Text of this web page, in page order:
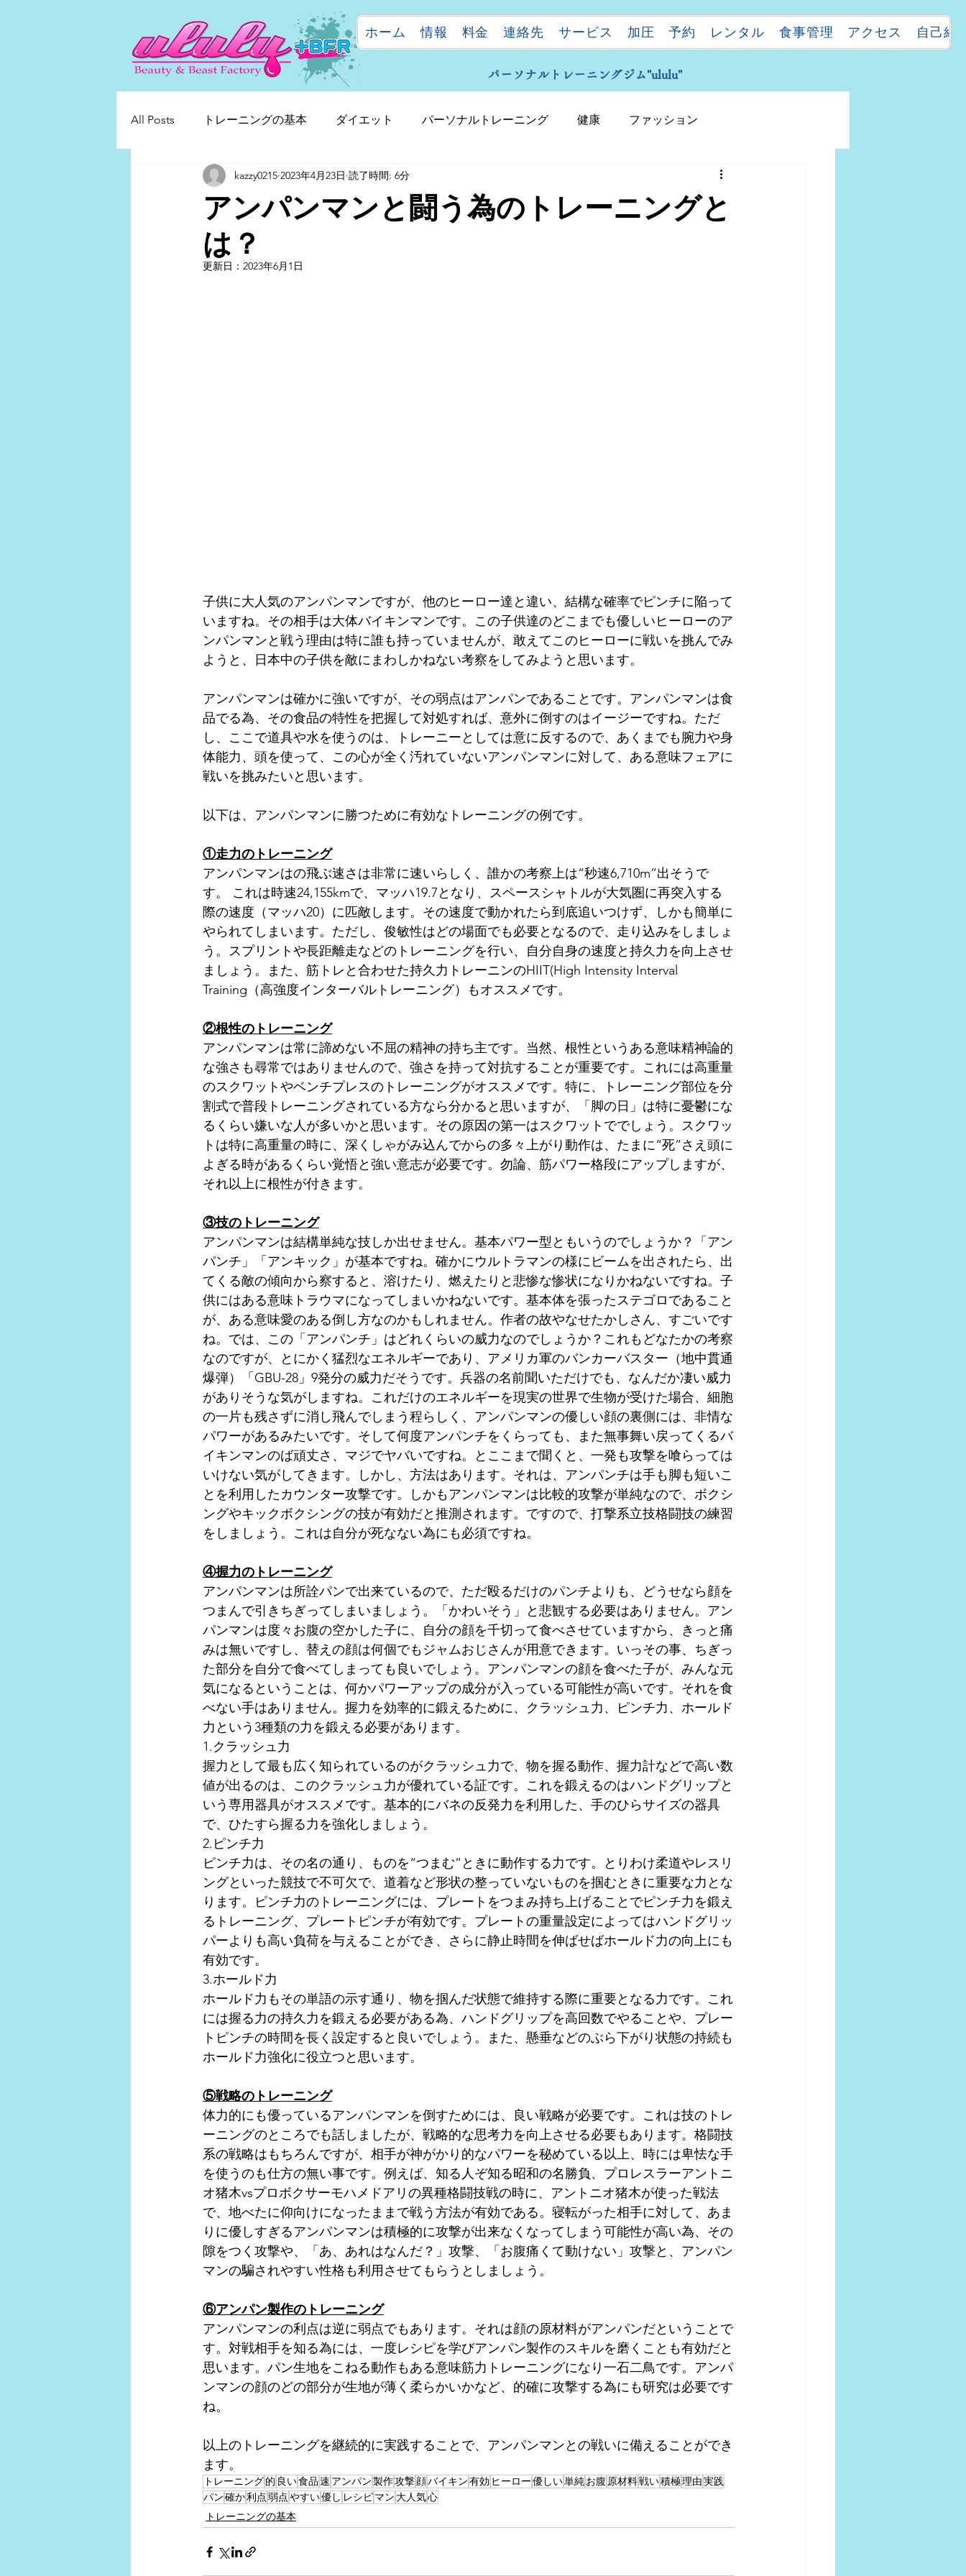
ホーム 情報 料金 連絡先 サービス 加圧 予約 レンタル 食事管理 アクセス 自己紹
パーソナルトレーニングジム"ululu"
All Posts トレーニングの基本 ダイエット パーソナルトレーニング 健康 ファッション
アンパンマンと闘う為のトレーニングと
は？
kazzy0215 2023年4月23日 読了時間: 6分
更新日： 2023年6月1日
子供に大人気のアンパンマンですが、他のヒーロー達と違い、結構な確率でピンチに陥って
いますね。その相手は大体バイキンマンです。この子供達のどこまでも優しいヒーローのア
ンパンマンと戦う理由は特に誰も持っていませんが、敢えてこのヒーローに戦いを挑んでみ
ようと、日本中の子供を敵にまわしかねない考察をしてみようと思います。
アンパンマンは確かに強いですが、その弱点はアンパンであることです。アンパンマンは食
品でる為、その食品の特性を把握して対処すれば、意外に倒すのはイージーですね。ただ
し、ここで道具や水を使うのは、トレーニーとしては意に反するので、あくまでも腕力や身
体能力、頭を使って、この心が全く汚れていないアンパンマンに対して、ある意味フェアに
戦いを挑みたいと思います。
以下は、アンパンマンに勝つために有効なトレーニングの例です。
①走力のトレーニング
アンパンマンはの飛ぶ速さは非常に速いらしく、誰かの考察上は“秒速6,710m”出そうで
す。 これは時速24,155kmで、マッハ19.7となり、スペースシャトルが大気圏に再突入する
際の速度（マッハ20）に匹敵します。その速度で動かれたら到底追いつけず、しかも簡単に
やられてしまいます。ただし、俊敏性はどの場面でも必要となるので、走り込みをしましょ
う。スプリントや長距離走などのトレーニングを行い、自分自身の速度と持久力を向上させ
ましょう。また、筋トレと合わせた持久力トレーニンのHIIT(High Intensity Interval
Training（高強度インターバルトレーニング）もオススメです。
②根性のトレーニング
アンパンマンは常に諦めない不屈の精神の持ち主です。当然、根性というある意味精神論的
な強さも尋常ではありませんので、強さを持って対抗することが重要です。これには高重量
のスクワットやベンチプレスのトレーニングがオススメです。特に、トレーニング部位を分
割式で普段トレーニングされている方なら分かると思いますが、「脚の日」は特に憂鬱にな
るくらい嫌いな人が多いかと思います。その原因の第一はスクワットででしょう。スクワッ
トは特に高重量の時に、深くしゃがみ込んでからの多々上がり動作は、たまに“死”さえ頭に
よぎる時があるくらい覚悟と強い意志が必要です。勿論、筋パワー格段にアップしますが、
それ以上に根性が付きます。
③技のトレーニング
アンパンマンは結構単純な技しか出せません。基本パワー型ともいうのでしょうか？「アン
パンチ」「アンキック」が基本ですね。確かにウルトラマンの様にビームを出されたら、出
てくる敵の傾向から察すると、溶けたり、燃えたりと悲惨な惨状になりかねないですね。子
供にはある意味トラウマになってしまいかねないです。基本体を張ったステゴロであること
が、ある意味愛のある倒し方なのかもしれません。作者の故やなせたかしさん、すごいです
ね。では、この「アンパンチ」はどれくらいの威力なのでしょうか？これもどなたかの考察
なのですが、とにかく猛烈なエネルギーであり、アメリカ軍のバンカーバスター（地中貫通
爆弾）「GBU-28」9発分の威力だそうです。兵器の名前聞いただけでも、なんだか凄い威力
がありそうな気がしますね。これだけのエネルギーを現実の世界で生物が受けた場合、細胞
の一片も残さずに消し飛んでしまう程らしく、アンパンマンの優しい顔の裏側には、非情な
パワーがあるみたいです。そして何度アンパンチをくらっても、また無事舞い戻ってくるバ
イキンマンのば頑丈さ、マジでヤバいですね。とここまで聞くと、一発も攻撃を喰らっては
いけない気がしてきます。しかし、方法はあります。それは、アンパンチは手も脚も短いこ
とを利用したカウンター攻撃です。しかもアンパンマンは比較的攻撃が単純なので、ボクシ
ングやキックボクシングの技が有効だと推測されます。ですので、打撃系立技格闘技の練習
をしましょう。これは自分が死なない為にも必須ですね。
④握力のトレーニング
アンパンマンは所詮パンで出来ているので、ただ殴るだけのパンチよりも、どうせなら顔を
つまんで引きちぎってしまいましょう。「かわいそう」と悲観する必要はありません。アン
パンマンは度々お腹の空かした子に、自分の顔を千切って食べさせていますから、きっと痛
みは無いですし、替えの顔は何個でもジャムおじさんが用意できます。いっその事、ちぎっ
た部分を自分で食べてしまっても良いでしょう。アンパンマンの顔を食べた子が、みんな元
気になるということは、何かパワーアップの成分が入っている可能性が高いです。それを食
べない手はありません。握力を効率的に鍛えるために、クラッシュ力、ピンチ力、ホールド
力という3種類の力を鍛える必要があります。
1.クラッシュ力
握力として最も広く知られているのがクラッシュ力で、物を握る動作、握力計などで高い数
値が出るのは、このクラッシュ力が優れている証です。これを鍛えるのはハンドグリップと
いう専用器具がオススメです。基本的にバネの反発力を利用した、手のひらサイズの器具
で、ひたすら握る力を強化しましょう。
2.ピンチ力
ピンチ力は、その名の通り、ものを“つまむ”ときに動作する力です。とりわけ柔道やレスリ
ングといった競技で不可欠で、道着など形状の整っていないものを掴むときに重要な力とな
ります。ピンチ力のトレーニングには、プレートをつまみ持ち上げることでピンチ力を鍛え
るトレーニング、プレートピンチが有効です。プレートの重量設定によってはハンドグリッ
パーよりも高い負荷を与えることができ、さらに静止時間を伸ばせばホールド力の向上にも
有効です。
3.ホールド力
ホールド力もその単語の示す通り、物を掴んだ状態で維持する際に重要となる力です。これ
には握る力の持久力を鍛える必要がある為、ハンドグリップを高回数でやることや、プレー
トピンチの時間を長く設定すると良いでしょう。また、懸垂などのぶら下がり状態の持続も
ホールド力強化に役立つと思います。
⑤戦略のトレーニング
体力的にも優っているアンパンマンを倒すためには、良い戦略が必要です。これは技のトレ
ーニングのところでも話しましたが、戦略的な思考力を向上させる必要もあります。格闘技
系の戦略はもちろんですが、相手が神がかり的なパワーを秘めている以上、時には卑怯な手
を使うのも仕方の無い事です。例えば、知る人ぞ知る昭和の名勝負、プロレスラーアントニ
オ猪木vsプロボクサーモハメドアリの異種格闘技戦の時に、アントニオ猪木が使った戦法
で、地べたに仰向けになったままで戦う方法が有効である。寝転がった相手に対して、あま
りに優しすぎるアンパンマンは積極的に攻撃が出来なくなってしまう可能性が高い為、その
隙をつく攻撃や、「あ、あれはなんだ？」攻撃、「お腹痛くて動けない」攻撃と、アンパン
マンの騙されやすい性格も利用させてもらうとしましょう。
⑥アンパン製作のトレーニング
アンパンマンの利点は逆に弱点でもあります。それは顔の原材料がアンパンだということで
す。対戦相手を知る為には、一度レシピを学びアンパン製作のスキルを磨くことも有効だと
思います。パン生地をこねる動作もある意味筋力トレーニングになり一石二鳥です。アンパ
ンマンの顔のどの部分が生地が薄く柔らかいかなど、的確に攻撃する為にも研究は必要です
ね。
以上のトレーニングを継続的に実践することで、アンパンマンとの戦いに備えることができ
ます。
トレーニング的 良い食品速 アンパン製作攻撃顔バイキン有効 ヒーロー優しい単純お腹 原材料戦い積極理由実践
パン確か利点弱点やすい優し レシピマン 大人気心
トレーニングの基本